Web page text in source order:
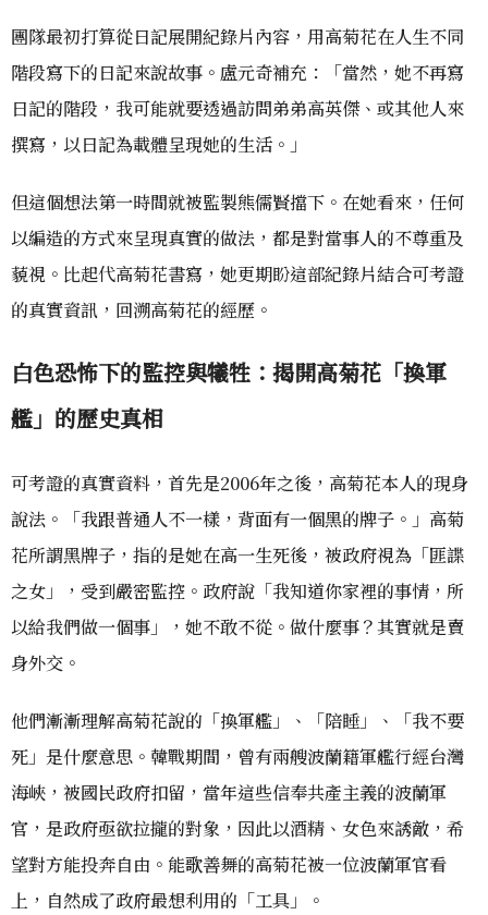
團隊最初打算從日記展開紀錄片內容，用高菊花在人生不同
階段寫下的日記來說故事。盧元奇補充：「當然，她不再寫
日記的階段，我可能就要透過訪問弟弟高英傑、或其他人來
撰寫，以日記為載體呈現她的生活。」
但這個想法第一時間就被監製熊儒賢擋下。在她看來，任何
以編造的方式來呈現真實的做法，都是對當事人的不尊重及
藐視。比起代高菊花書寫，她更期盼這部紀錄片結合可考證
的真實資訊，回溯高菊花的經歷。
白色恐怖下的監控與犧牲：揭開高菊花「換軍
艦」的歷史真相
可考證的真實資料，首先是2006年之後，高菊花本人的現身
說法。「我跟普通人不一樣，背面有一個黑的牌子。」高菊
花所謂黑牌子，指的是她在高一生死後，被政府視為「匪諜
之女」，受到嚴密監控。政府說「我知道你家裡的事情，所
以給我們做一個事」，她不敢不從。做什麼事？其實就是賣
身外交。
他們漸漸理解高菊花說的「換軍艦」、「陪睡」、「我不要
死」是什麼意思。韓戰期間，曾有兩艘波蘭籍軍艦行經台灣
海峽，被國民政府扣留，當年這些信奉共產主義的波蘭軍
官，是政府亟欲拉攏的對象，因此以酒精、女色來誘敵，希
望對方能投奔自由。能歌善舞的高菊花被一位波蘭軍官看
上，自然成了政府最想利用的「工具」。